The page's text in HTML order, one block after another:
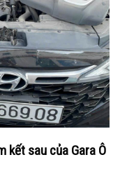
kết sau của Gara Ô